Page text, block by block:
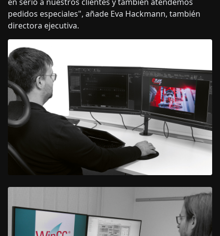
pedidos especiales", añade Eva Hackmann, también
directora ejecutiva.